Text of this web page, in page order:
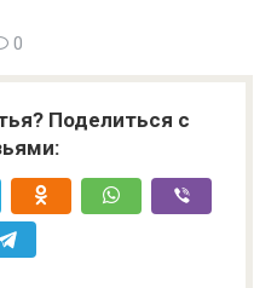
0
Поделиться с